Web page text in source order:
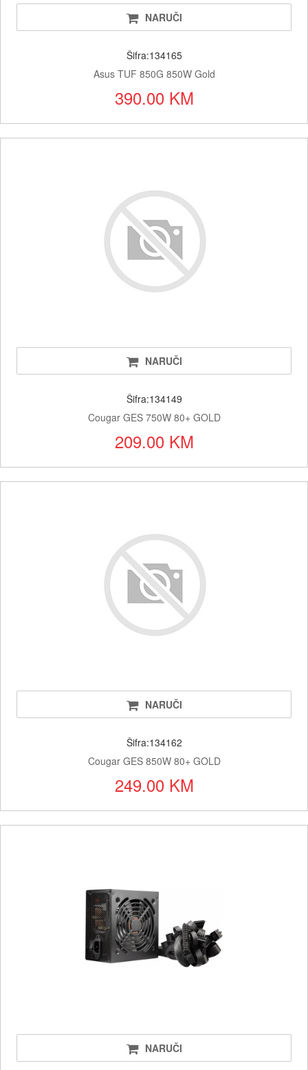
NARUČI
Šifra:134165
Asus TUF 850G 850W Gold
390.00 KM
NARUČI
Šifra:134149
Cougar GES 750W 80+ GOLD
209.00 KM
NARUČI
Šifra:134162
Cougar GES 850W 80+ GOLD
249.00 KM
NARUČI